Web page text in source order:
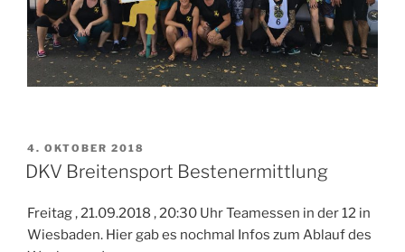
VERÖFFENTLICHT
AM
4. OKTOBER 2018
DKV Breitensport Bestenermittlung
Freitag , 21.09.2018 , 20:30 Uhr Teamessen in der 12 in
Wiesbaden. Hier gab es nochmal Infos zum Ablauf des